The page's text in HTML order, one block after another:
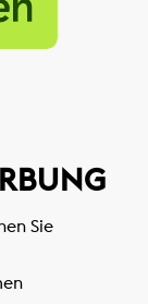
Sie